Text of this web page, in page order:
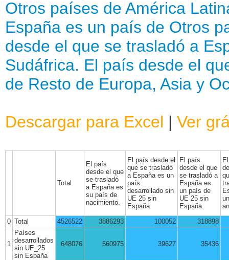
Otros países de América
España es un país de Otros
desde el que se trasladó a
Sudáfrica. El país desde el
de Resto de Europa, Asia y
Descargar para Excel | Ver
Total
El país
desde el que
se trasladó
a España es
su país de
nacimiento.
El país desde el
que se trasladó
a España es un
país
desarrollado sin
UE 25 sin
España.
El país
desde el que
se trasladó a
España es
un país de
UE 25 sin
España.
0 Total 4526522 3886293 100052 318898
1
Países
desarrollados
sin UE_25
sin España
648076 560975 39627 35436